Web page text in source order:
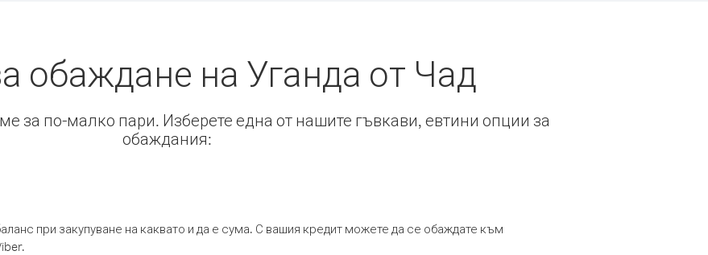
обаждане на Уганда от Чад
за по-малко пари. Изберете една от нашите гъвкави, евтини опции за
обаждания:
при закупуване на каквато и да е сума. С вашия кредит можете да се обаждате към